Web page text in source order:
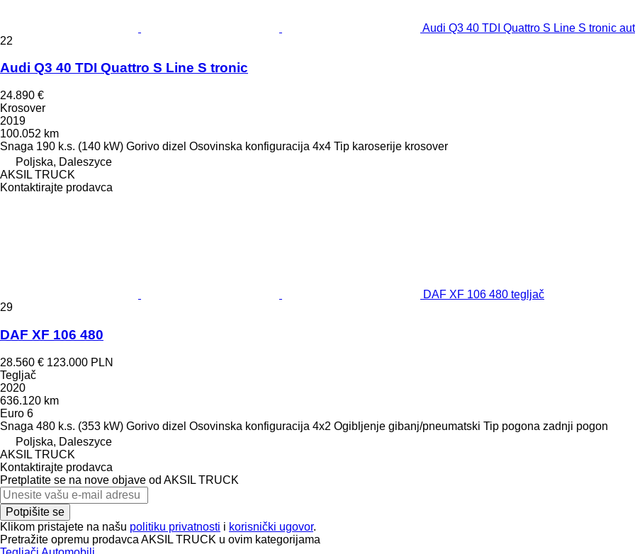
Audi Q3 40 TDI Quattro S Line S tronic
22
Audi Q3 40 TDI Quattro S Line S tronic
24.890 €
Krosover
2019
100.052 km
Snaga 190 k.s. (140 kW) Gorivo dizel Osovinska konfiguracija 4x4 Tip karoserije krosover
Poljska, Daleszyce
AKSIL TRUCK
Kontaktirajte prodavca
DAF XF 106 480 tegljač
29
DAF XF 106 480
28.560 € 123.000 PLN
Tegljač
2020
636.120 km
Euro 6
Snaga 480 k.s. (353 kW) Gorivo dizel Osovinska konfiguracija 4x2 Ogibljenje gibanj/pneumatski Tip pogona zadnji pogon
Poljska, Daleszyce
AKSIL TRUCK
Kontaktirajte prodavca
Pretplatite se na nove objave od AKSIL TRUCK
Potpišite se
Klikom pristajete na našu politiku privatnosti i korisnički ugovor.
Pretražite opremu prodavca AKSIL TRUCK u ovim kategorijama